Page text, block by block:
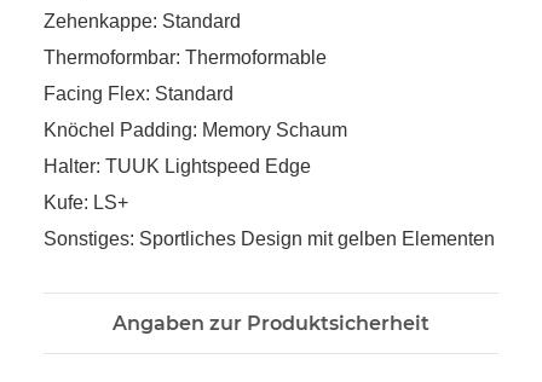
Zehenkappe: Standard
Thermoformbar: Thermoformable
Facing Flex: Standard
Knöchel Padding: Memory Schaum
Halter: TUUK Lightspeed Edge
Kufe: LS+
Sonstiges: Sportliches Design mit gelben Elementen
Angaben zur Produktsicherheit